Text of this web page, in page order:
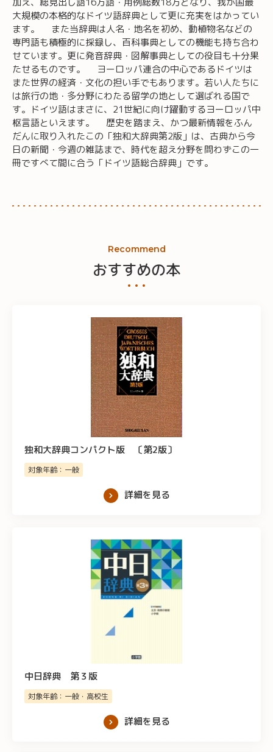
大規模の本格的なドイツ語辞典として更に充実をはかってい
ます。 また当辞典は人名・地名を初め、動植物名などの
専門語も積極的に採録し、百科事典としての機能も持ち合わ
せています。更に発音辞典・図解事典としての役目も十分果
たせるものです。 ヨーロッパ連合の中心であるドイツは
また世界の経済・文化の担い手でもあります。若い人たちに
は旅行の地・多分野にわたる留学の地として選ばれる国で
す。ドイツ語はまさに、21世紀に向け躍動するヨーロッパ中
枢言語といえます。 歴史を踏まえ、かつ最新情報をふん
だんに取り入れたこの「独和大辞典第2版」は、古典から今
日の新聞・今週の雑誌まで、時代を超え分野を問わずこの一
冊ですべて間に合う「ドイツ語総合辞典」です。
Recommend
おすすめの本
独和大辞典コンパクト版 〔第2版〕
対象年齢：一般
詳細を見る
中日辞典 第３版
対象年齢：一般・高校生
詳細を見る